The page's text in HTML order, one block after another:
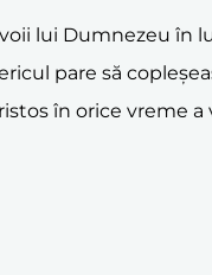
lui Dumnezeu în
pare să
în orice vreme a